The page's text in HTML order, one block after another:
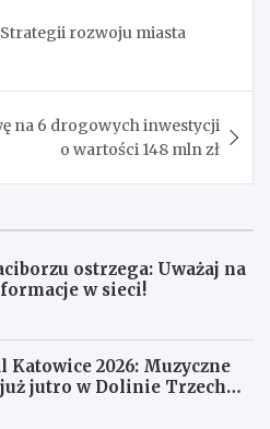
rozwoju miasta
na 6 drogowych inwestycji
o wartości 148 mln zł
ostrzega: Uważaj na
w sieci!
Katowice 2026: Muzyczne
jutro w Dolinie Trzech